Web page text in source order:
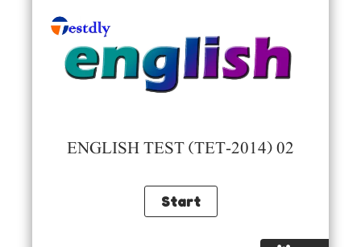
ENGLISH TEST (TET-2014) 02